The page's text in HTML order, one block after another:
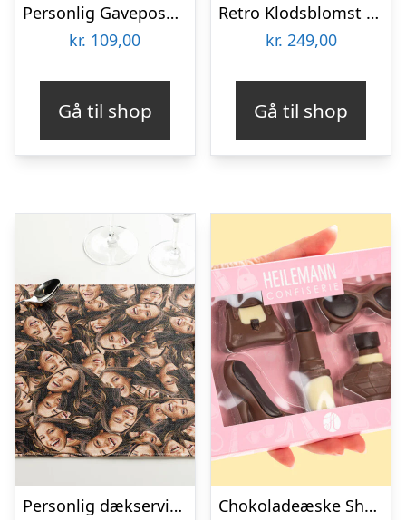
Personlig Gavepose til vin med Tekst
kr. 109,00
Gå til shop
Retro Klodsblomst – Stor
kr. 249,00
Gå til shop
Personlig dækserviet med Billede – Multiface
Chokoladeæske Shopping